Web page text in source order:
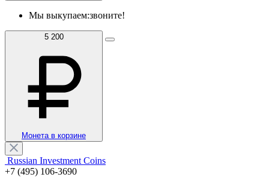
Мы выкупаем:звоните!
5 200
Монета в корзине
Russian Investment Coins
+7 (495) 106-3690